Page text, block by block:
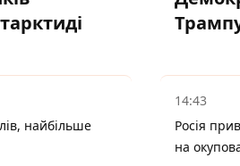
найбільше
14:43
Росія
на